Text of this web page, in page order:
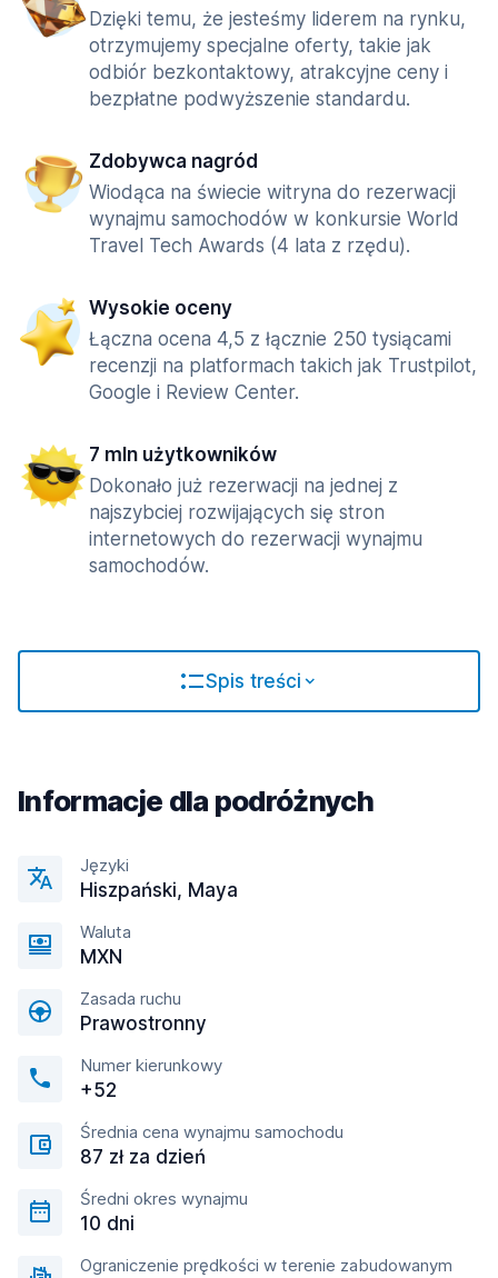
Dzięki temu, że jesteśmy liderem na rynku,
otrzymujemy specjalne oferty, takie jak
odbiór bezkontaktowy, atrakcyjne ceny i
bezpłatne podwyższenie standardu.
Zdobywca nagród
Wiodąca na świecie witryna do rezerwacji
wynajmu samochodów w konkursie World
Travel Tech Awards (4 lata z rzędu).
Wysokie oceny
Łączna ocena 4,5 z łącznie 250 tysiącami
recenzji na platformach takich jak Trustpilot,
Google i Review Center.
7 mln użytkowników
Dokonało już rezerwacji na jednej z
najszybciej rozwijających się stron
internetowych do rezerwacji wynajmu
samochodów.
Spis treści
Informacje dla podróżnych
Języki
Hiszpański, Maya
Waluta
MXN
Zasada ruchu
Prawostronny
Numer kierunkowy
+52
Średnia cena wynajmu samochodu
87 zł za dzień
Średni okres wynajmu
10 dni
Ograniczenie prędkości w terenie zabudowanym